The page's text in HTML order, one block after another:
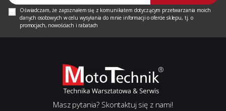
Oświadczam, że zapoznałem się z komunikatem dotyczącym przetwarzania moich
danych osobowych w celu wysyłania do mnie informacji o ofercie sklepu, tj. o
promocjach, nowościach i rabatach
Masz pytania? Skontaktuj się z nami!